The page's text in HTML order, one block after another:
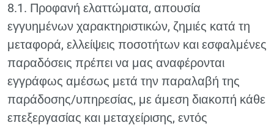
8.1. Προφανή ελαττώματα, απουσία
εγγυημένων χαρακτηριστικών, ζημιές κατά τη
μεταφορά, ελλείψεις ποσοτήτων και εσφαλμένες
παραδόσεις πρέπει να μας αναφέρονται
εγγράφως αμέσως μετά την παραλαβή της
παράδοσης/υπηρεσίας, με άμεση διακοπή κάθε
επεξεργασίας και μεταχείρισης, εντός